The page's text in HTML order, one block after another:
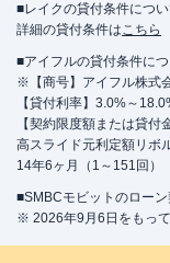
■レイクの貸付条件につ
詳細の貸付条件はこちら
■アイフルの貸付条件に
※【商号】アイフル株式
【貸付利率】3.0%～
【契約限度額または貸
高スライド元利定額リボ
14年6ヶ月（1～151回）
■SMBCモビットのロー
※ 2026年9月6日をもって